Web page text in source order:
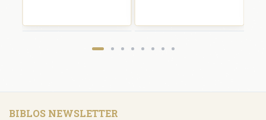
BIBLOS NEWSLETTER